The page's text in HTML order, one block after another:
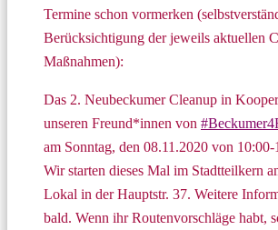
Termine schon vormerken
Berücksichtigung der jeweils aktuellen
Maßnahmen):
Das 2. Neubeckumer Cleanup in
unseren Freund*innen von
am Sonntag, den 08.11.2020 von
Wir starten dieses Mal im Stadtteilkern
Lokal in der Hauptstr. 37. Weitere
bald. Wenn ihr Routenvorschläge habt,